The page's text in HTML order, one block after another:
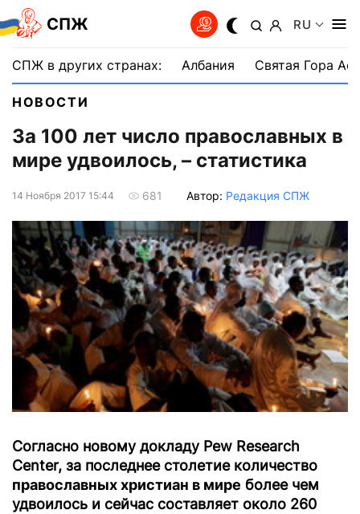
СПЖ RU
СПЖ в других странах: Албания Святая Гора
НОВОСТИ
За 100 лет число православных в
мире удвоилось, – статистика
14 Ноября 2017 15:44 681 Автор: Редакция СПЖ
Согласно новому докладу Pew Research
Center, за последнее столетие количество
православных христиан в мире более чем
удвоилось и сейчас составляет около 260